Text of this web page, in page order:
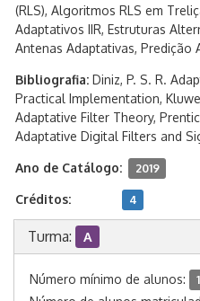
(RLS), Algoritmos RLS em
Adaptativos IIR, Estruturas
Antenas Adaptativas, Predição
Bibliografia: Diniz, P. S. R.
Practical Implementation,
Adaptative Filter Theory,
Adaptative Digital Filters and
Ano de Catálogo: 2019
Créditos: 4
Turma: A
Número mínimo de alunos: 1